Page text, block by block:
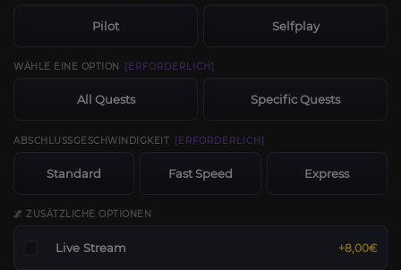
Pilot Selfplay
WÄHLE EINE OPTION [ERFORDERLICH]
All Quests Specific Quests
ABSCHLUSSGESCHWINDIGKEIT [ERFORDERLICH]
Standard Fast Speed Express
🌌 ZUSÄTZLICHE OPTIONEN
Live Stream +8,00€